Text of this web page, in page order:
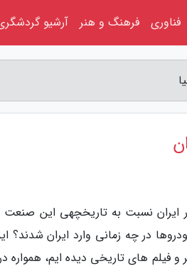
ایران نسبت به تاریخچهی این
در چه زمانی وارد ایران شدند؟
های تاریخی دیده ایم، همواره در
فناوری فرهنگ و هنر آرشیو